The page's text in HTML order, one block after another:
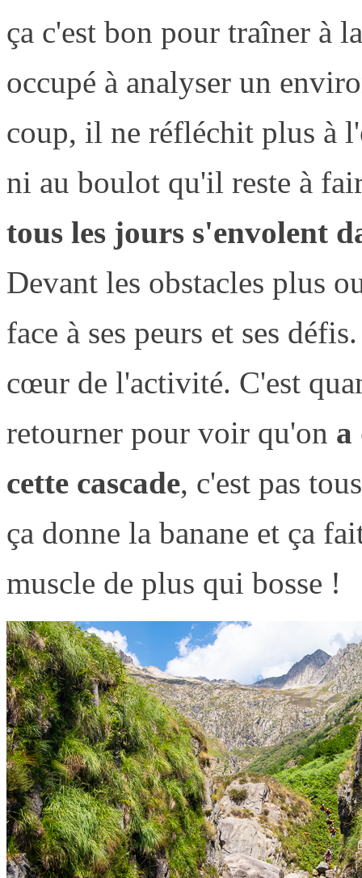
ça c'est bon pour traîner à
occupé à analyser un
coup, il ne réfléchit plus à
ni au boulot qu'il reste à
tous les jours s'envolent
Devant les obstacles plus
face à ses peurs et ses
cœur de l'activité. C'est
retourner pour voir qu'on a
cette cascade, c'est pas
ça donne la banane et ça
muscle de plus qui bosse !